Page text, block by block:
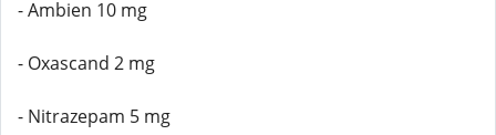
- Ambien 10 mg
- Oxascand 2 mg
- Nitrazepam 5 mg